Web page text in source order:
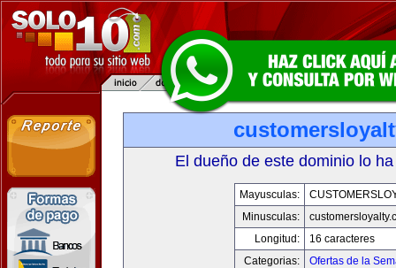
El dueño de este dominio lo
Mayusculas:
Minusculas:
Longitud:
16 caracteres
Categorias:
Ofertas de la